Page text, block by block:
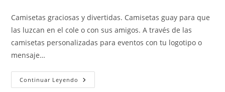
la
entrada:
entrada:
entrada:
Camisetas graciosas y divertidas. Camisetas guay para que
las luzcan en el cole o con sus amigos. A través de las
camisetas personalizadas para eventos con tu logotipo o
mensaje…
Continuar Leyendo Camiseta
Mexico